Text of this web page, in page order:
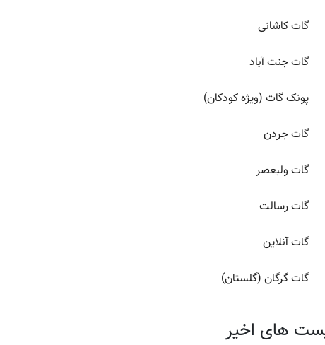
گات کاشانی
گات جنت آباد
پونک گات (ویژه کودکان)
گات جردن
گات ولیعصر
گات رسالت
گات آنلاین
گات گرگان (گلستان)
های اخیر